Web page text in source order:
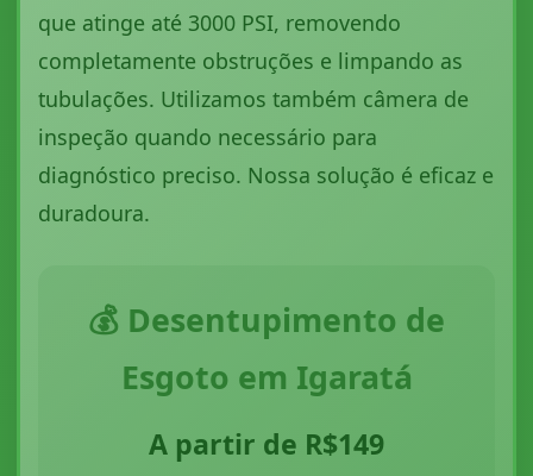
que atinge até 3000 PSI, removendo
completamente obstruções e limpando as
tubulações. Utilizamos também câmera de
inspeção quando necessário para
diagnóstico preciso. Nossa solução é eficaz e
duradoura.
💰 Desentupimento de
Esgoto em Igaratá
A partir de R$149